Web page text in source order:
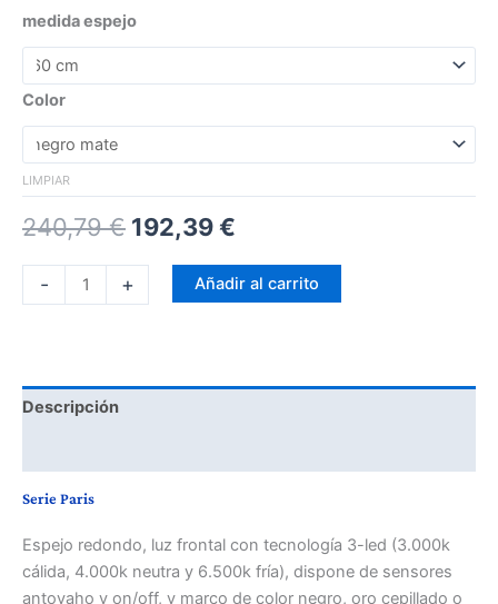
medida espejo
Color
LIMPIAR
240,79€ 192,39€
- + Añadir al carrito
Descripción
Serie Paris
Espejo redondo, luz frontal con tecnología 3-led (3.000k
cálida, 4.000k neutra y 6.500k fría), dispone de sensores
antovaho y on/off, y marco de color negro, oro cepillado o